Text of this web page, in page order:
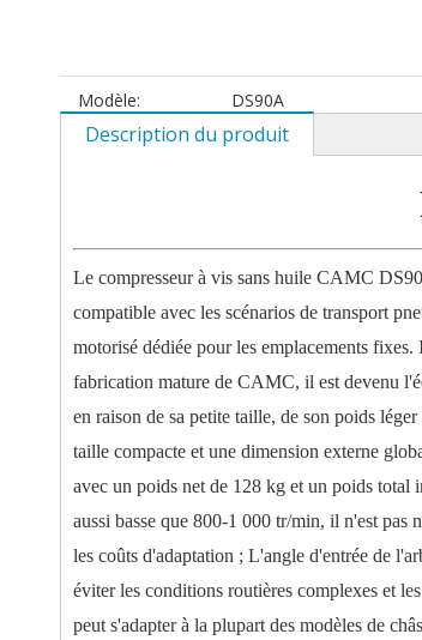
Modèle: DS90A
Description du produit
Le compresseur à vis sans huile CAMC
compatible avec les scénarios de transport
motorisé dédiée pour les emplacements
fabrication mature de CAMC, il est devenu
en raison de sa petite taille, de son poids
taille compacte et une dimension externe
avec un poids net de 128 kg et un poids
aussi basse que 800-1 000 tr/min, il n'est pas
les coûts d'adaptation ; L'angle d'entrée de
éviter les conditions routières complexes et
peut s'adapter à la plupart des modèles de